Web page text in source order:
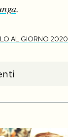
.
AL GIORNO 2020